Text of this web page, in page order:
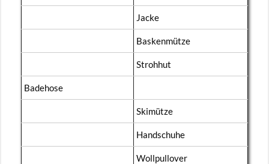
Jacke
Bas­ken­müt­ze
Stroh­hut
Ba­de­ho­se
Ski­müt­ze
Hand­schu­he
Woll­pull­over